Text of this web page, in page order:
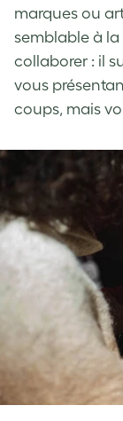
marques ou
semblable à
collaborer : il
vous
coups, mais